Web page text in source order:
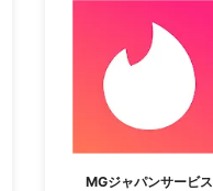
MGジャパンサービス